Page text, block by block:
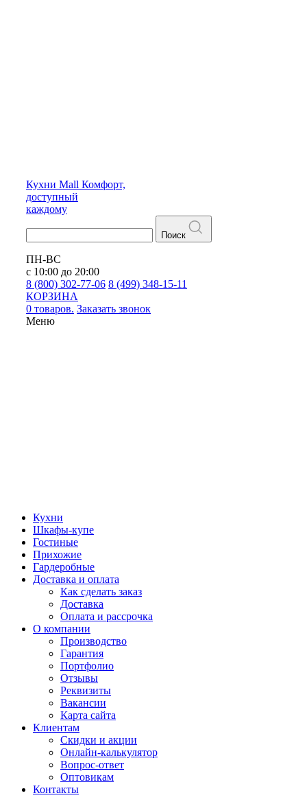
Кухни Mall Комфорт,
доступный
каждому
Поиск
ПН-ВС
с 10:00 до 20:00
8 (800) 302-77-06 8 (499) 348-15-11
КОРЗИНА
0 товаров. Заказать звонок
Меню
Кухни
Шкафы-купе
Гостиные
Прихожие
Гардеробные
Доставка и оплата
Как сделать заказ
Доставка
Оплата и рассрочка
О компании
Производство
Гарантия
Портфолио
Отзывы
Реквизиты
Вакансии
Карта сайта
Клиентам
Скидки и акции
Онлайн-калькулятор
Вопрос-ответ
Оптовикам
Контакты